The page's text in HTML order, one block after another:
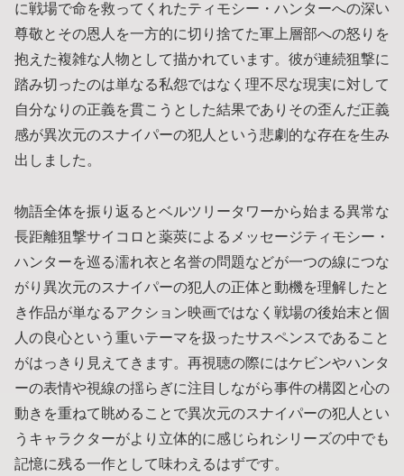
に戦場で命を救ってくれたティモシー・ハンターへの深い
尊敬とその恩人を一方的に切り捨てた軍上層部への怒りを
抱えた複雑な人物として描かれています。彼が連続狙撃に
踏み切ったのは単なる私怨ではなく理不尽な現実に対して
自分なりの正義を貫こうとした結果でありその歪んだ正義
感が異次元のスナイパーの犯人という悲劇的な存在を生み
出しました。
物語全体を振り返るとベルツリータワーから始まる異常な
長距離狙撃サイコロと薬莢によるメッセージティモシー・
ハンターを巡る濡れ衣と名誉の問題などが一つの線につな
がり異次元のスナイパーの犯人の正体と動機を理解したと
き作品が単なるアクション映画ではなく戦場の後始末と個
人の良心という重いテーマを扱ったサスペンスであること
がはっきり見えてきます。再視聴の際にはケビンやハンタ
ーの表情や視線の揺らぎに注目しながら事件の構図と心の
動きを重ねて眺めることで異次元のスナイパーの犯人とい
うキャラクターがより立体的に感じられシリーズの中でも
記憶に残る一作として味わえるはずです。